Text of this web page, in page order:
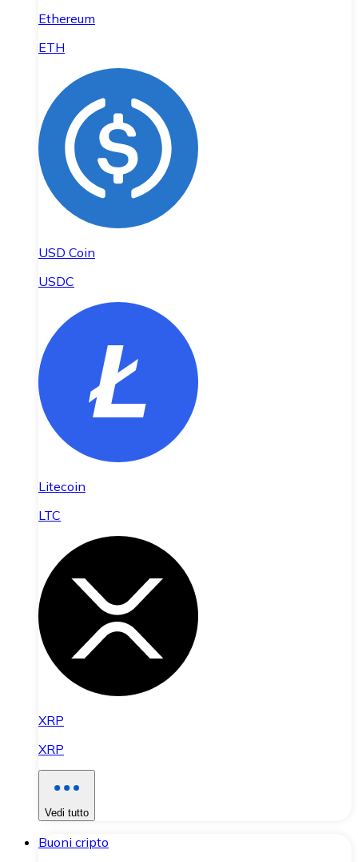
Ethereum
ETH
USD Coin
USDC
Litecoin
LTC
XRP
XRP
Vedi tutto
Buoni cripto